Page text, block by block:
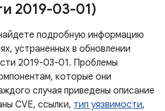
2019-03-01)
подробную информацию
устраненных в обновлении
2019-03-01. Проблемы
которые они
случая приведены описание
CVE, ссылки, тип уязвимости,